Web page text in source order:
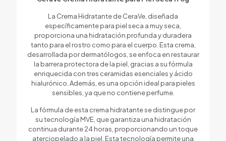
La Crema Hidratante de CeraVe, diseñada
específicamente para piel seca a muy seca,
proporciona una hidratación profunda y duradera
tanto para el rostro como para el cuerpo. Esta crema,
desarrollada por dermatólogos, se enfoca en restaurar
la barrera protectora de la piel, gracias a su fórmula
enriquecida con tres ceramidas esenciales y ácido
hialurónico. Además, es una opción ideal para pieles
sensibles, ya que no contiene perfume.
La fórmula de esta crema hidratante se distingue por
su tecnología MVE, que garantiza una hidratación
continua durante 24 horas, proporcionando un toque
aterciopelado a la piel. Esta tecnología permite una